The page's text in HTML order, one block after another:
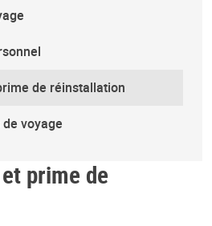
de réinstallation
voyage
prime de